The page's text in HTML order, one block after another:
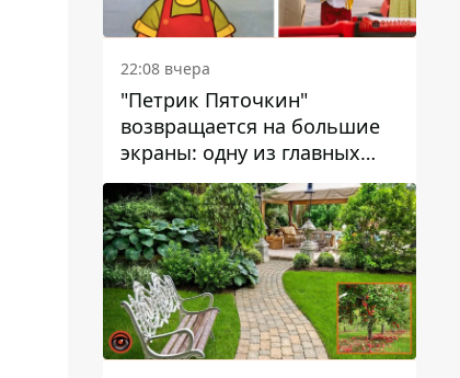
22:08 вчера
"Петрик Пяточкин"
возвращается на большие
экраны: одну из главных
ролей сыграет 9-летний
днепрянин Александр
Войтеховский